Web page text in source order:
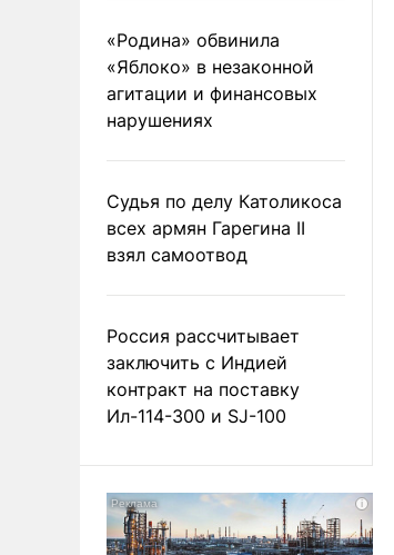
«Родина» обвинила
«Яблоко» в незаконной
агитации и финансовых
нарушениях
Судья по делу Католикоса
всех армян Гарегина II
взял самоотвод
Россия рассчитывает
заключить с Индией
контракт на поставку
Ил-114-300 и SJ-100